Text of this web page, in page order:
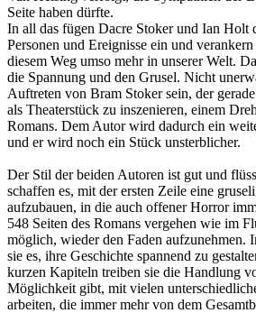
Seite haben dürfte.
In all das fügen Dacre Stoker und Ian Holt
Personen und Ereignisse ein und
diesem Weg umso mehr in unserer Welt.
die Spannung und den Grusel. Nicht
Auftreten von Bram Stoker sein, der
als Theaterstück zu inszenieren, einem
Romans. Dem Autor wird dadurch ein
und er wird noch ein Stück unsterblicher.
Der Stil der beiden Autoren ist gut und
schaffen es, mit der ersten Zeile eine
aufzubauen, in die auch offener Horror
548 Seiten des Romans vergehen wie im
möglich, wieder den Faden aufzunehmen.
sie es, ihre Geschichte spannend zu
kurzen Kapiteln treiben sie die Handlung
Möglichkeit gibt, mit vielen
arbeiten, die immer mehr von dem